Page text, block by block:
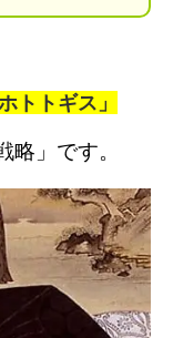
トギス」
」です。